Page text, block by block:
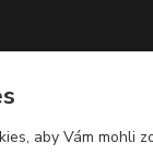
aby Vám mohli